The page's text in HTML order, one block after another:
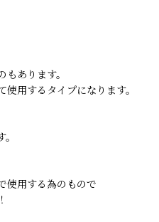
あります。
用するタイプになります。
使用する為のもので